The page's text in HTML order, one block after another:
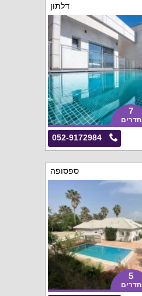
דלתון
7
חדרים
052-9172984
ספסופה
5
חדרים